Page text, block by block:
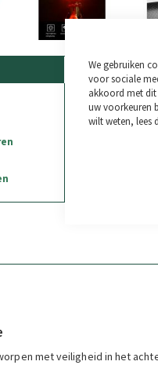
We gebruiken
voor sociale
akkoord met dit
uw voorkeuren
wilt weten, lees
GRATIS
Retourneren is
met veiligheid in het